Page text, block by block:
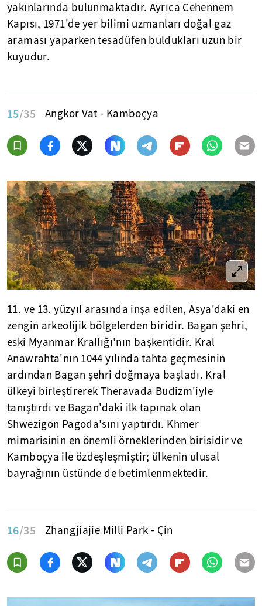
yakınlarında bulunmaktadır. Ayrıca Cehennem
Kapısı, 1971'de yer bilimi uzmanları doğal gaz
araması yaparken tesadüfen buldukları uzun bir
kuyudur.
15/35 Angkor Vat - Kamboçya
11. ve 13. yüzyıl arasında inşa edilen, Asya'daki en
zengin arkeolijik bölgelerden biridir. Bagan şehri,
eski Myanmar Krallığı'nın başkentidir. Kral
Anawrahta'nın 1044 yılında tahta geçmesinin
ardından Bagan şehri doğmaya başladı. Kral
ülkeyi birleştirerek Theravada Budizm'iyle
tanıştırdı ve Bagan'daki ilk tapınak olan
Shwezigon Pagoda'sını yaptırdı. Khmer
mimarisinin en önemli örneklerinden birisidir ve
Kamboçya ile özdeşleşmiştir; ülkenin ulusal
bayrağının üstünde de betimlenmektedir.
16/35 Zhangjiajie Milli Park - Çin